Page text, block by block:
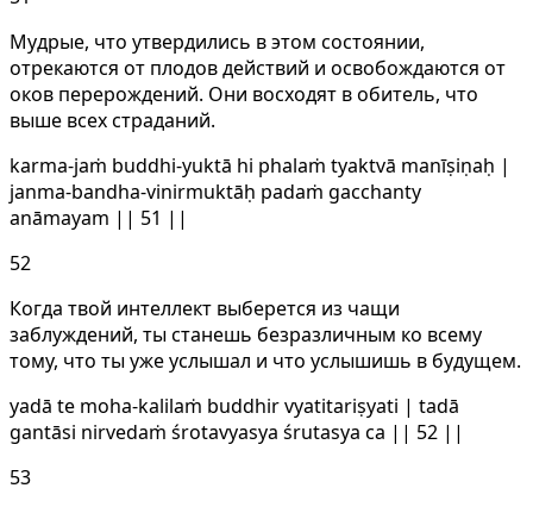
Мудрые, что утвердились в этом состоянии,
отрекаются от плодов действий и освобождаются от
оков перерождений. Они восходят в обитель, что
выше всех страданий.
karma-jaṁ buddhi-yuktā hi phalaṁ tyaktvā manīṣiṇaḥ |
janma-bandha-vinirmuktāḥ padaṁ gacchanty
anāmayam || 51 ||
52
Когда твой интеллект выберется из чащи
заблуждений, ты станешь безразличным ко всему
тому, что ты уже услышал и что услышишь в будущем.
yadā te moha-kalilaṁ buddhir vyatitariṣyati | tadā
gantāsi nirvedaṁ śrotavyasya śrutasya ca || 52 ||
53